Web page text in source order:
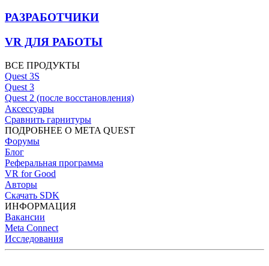
РАЗРАБОТЧИКИ
VR ДЛЯ РАБОТЫ
ВСЕ ПРОДУКТЫ
Quest 3S
Quest 3
Quest 2 (после восстановления)
Аксессуары
Сравнить гарнитуры
ПОДРОБНЕЕ О META QUEST
Форумы
Блог
Реферальная программа
VR for Good
Авторы
Скачать SDK
ИНФОРМАЦИЯ
Вакансии
Meta Connect
Исследования